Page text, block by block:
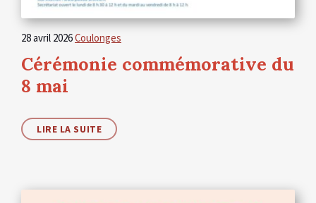
28 avril 2026Coulonges
Cérémonie commémorative du
8 mai
LIRE LA SUITE